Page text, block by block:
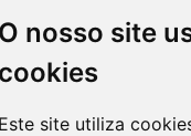
O nosso site
cookies
Este site utiliza
RIO GRANDE DO SUL